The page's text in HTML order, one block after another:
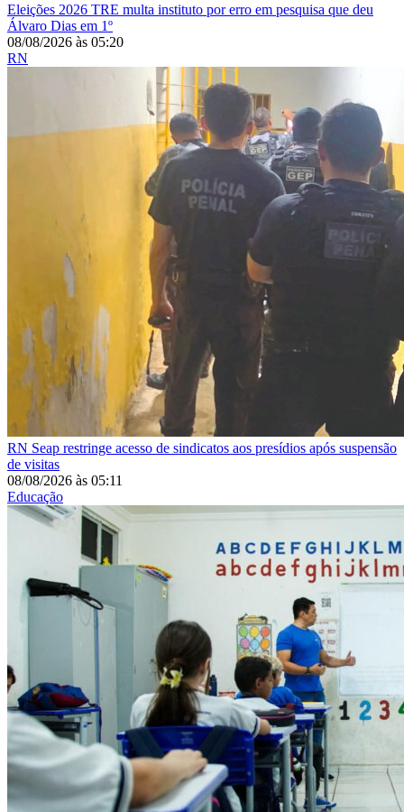
Eleições 2026 TRE multa instituto por erro em pesquisa que deu
Álvaro Dias em 1º
08/08/2026 às 05:20
RN
RN Seap restringe acesso de sindicatos aos presídios após suspensão
de visitas
08/08/2026 às 05:11
Educação